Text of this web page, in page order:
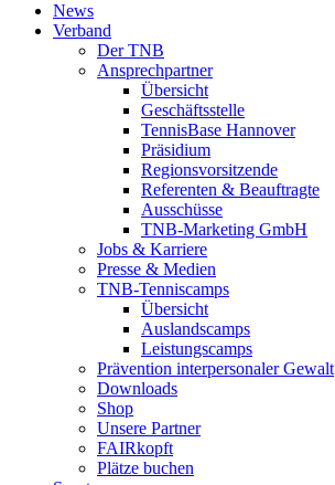
News
Verband
Der TNB
Ansprechpartner
Übersicht
Geschäftsstelle
TennisBase Hannover
Präsidium
Regionsvorsitzende
Referenten & Beauftragte
Ausschüsse
TNB-Marketing GmbH
Jobs & Karriere
Presse & Medien
TNB-Tenniscamps
Übersicht
Auslandscamps
Leistungscamps
Prävention interpersonaler Gewalt
Downloads
Shop
Unsere Partner
FAIRkopft
Plätze buchen